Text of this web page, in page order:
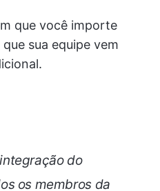
que você importe
sua equipe vem
do
os membros da